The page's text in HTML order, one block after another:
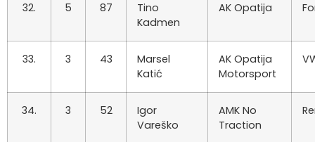
32. 5 87
Tino
Kadmen
AK Opatija
33. 3 43
Marsel
Katić
AK Opatija
Motorsport
34. 3 52
Igor
Vareško
AMK No
Traction